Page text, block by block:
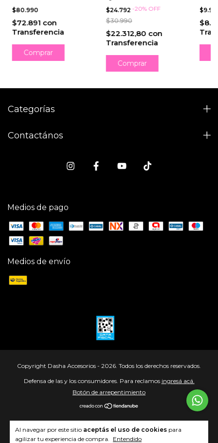
Al navegar por este sitio aceptás el uso de cookies para
agilizar tu experiencia de compra. Entendido
$80.990
$72.891 con
Transferencia
Comprar
$24.792 -20% OFF
$30.990
$22.312,80 con
Transferencia
Categorías
Contactános
Medios de pago
Medios de envío
Copyright Dasha Accesorios - 2026. Todos los derechos reservados.
Defensa de las y los consumidores. Para reclamos ingresá acá.
Botón de arrepentimiento